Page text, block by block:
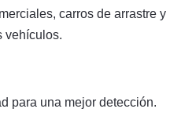
carros de arrastre y
vehículos.
para una mejor detección.